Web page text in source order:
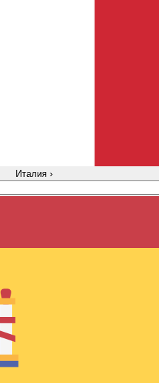
Италия ›